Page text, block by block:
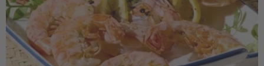
- € 5 à l’achat de 7 plats au choix